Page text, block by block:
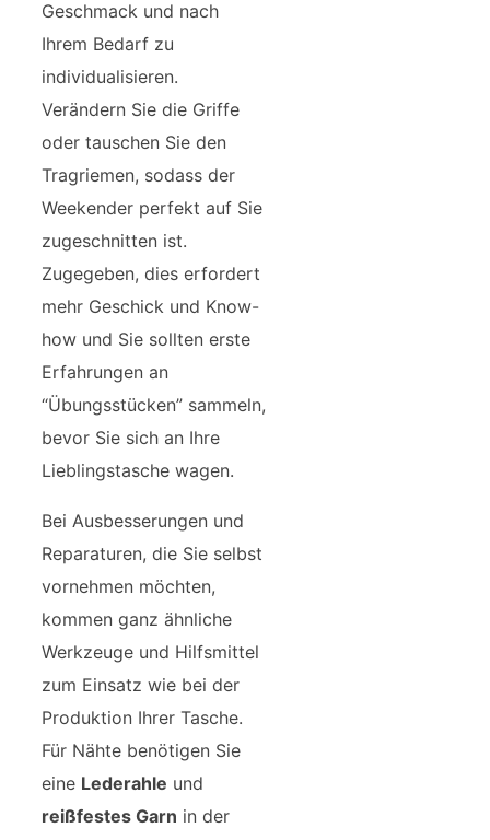
Geschmack und nach
Ihrem Bedarf zu
individualisieren.
Verändern Sie die Griffe
oder tauschen Sie den
Tragriemen, sodass der
Weekender perfekt auf Sie
zugeschnitten ist.
Zugegeben, dies erfordert
mehr Geschick und Know-
how und Sie sollten erste
Erfahrungen an
“Übungsstücken” sammeln,
bevor Sie sich an Ihre
Lieblingstasche wagen.
Bei Ausbesserungen und
Reparaturen, die Sie selbst
vornehmen möchten,
kommen ganz ähnliche
Werkzeuge und Hilfsmittel
zum Einsatz wie bei der
Produktion Ihrer Tasche.
Für Nähte benötigen Sie
eine Lederahle und
reißfestes Garn in der